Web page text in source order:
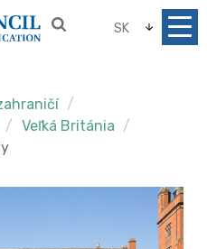
SK
Veľká Británia